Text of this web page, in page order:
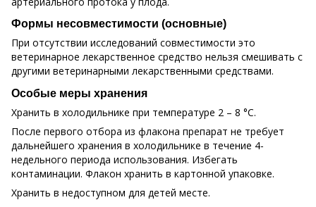
Формы несовместимости (основные)
При отсутствии исследований совместимости это
ветеринарное лекарственное средство нельзя смешивать с
другими ветеринарными лекарственными средствами.
Особые меры хранения
Хранить в холодильнике при температуре 2 – 8 °C.
После первого отбора из флакона препарат не требует
дальнейшего хранения в холодильнике в течение 4-
недельного периода использования. Избегать
контаминации. Флакон хранить в картонной упаковке.
Хранить в недоступном для детей месте.